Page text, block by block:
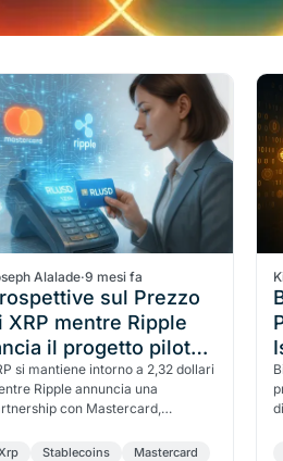
Alalade·9 mesi fa
sul Prezzo
XRP mentre Ripple
il progetto pilota
con Mastercard
Gemini
si mantiene intorno a 2,32 dollari
Ripple annuncia una
con Mastercard,
di pagamenti con stablecoin
Stablecoins Mastercard